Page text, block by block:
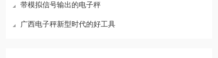
带模拟信号输出的电子秤
广西电子秤新型时代的好工具